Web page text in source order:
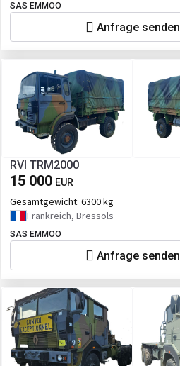
SAS EMMOO
Anfrage senden
RVI TRM2000
15 000 EUR
Gesamtgewicht: 6300 kg
Frankreich, Bressols
SAS EMMOO
Anfrage senden